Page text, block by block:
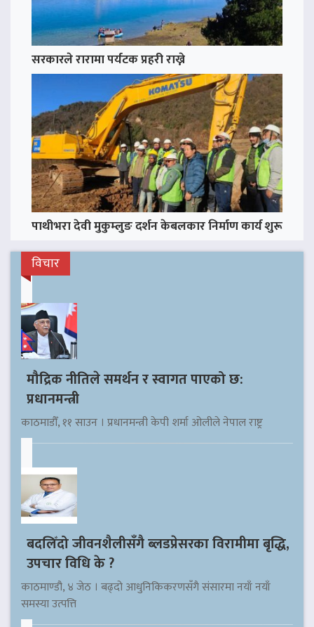
सरकारले रारामा पर्यटक प्रहरी राख्ने
पाथीभरा देवी मुकुम्लुङ दर्शन केबलकार निर्माण कार्य शुरू
विचार
मौद्रिक नीतिले समर्थन र स्वागत पाएको छ:
प्रधानमन्त्री
काठमाडौँ, ११ साउन । प्रधानमन्त्री केपी शर्मा ओलीले नेपाल राष्ट्र
बदलिँदो जीवनशैलीसँगै ब्लडप्रेसरका विरामीमा बृद्धि,
उपचार विधि के ?
काठमाण्डौ, ४ जेठ । बढ्दो आधुनिकिकरणसँगै संसारमा नयाँ नयाँ
समस्या उत्पत्ति